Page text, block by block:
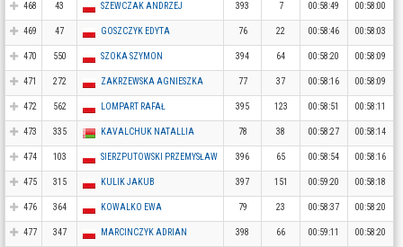
468 43 SZEWCZAK ANDRZEJ 393 7 00:58:49 00:58:00
469 47 GOSZCZYK EDYTA 76 22 00:58:46 00:58:03
470 550 SZOKA SZYMON 394 64 00:58:20 00:58:09
471 272 ZAKRZEWSKA AGNIESZKA 77 37 00:58:16 00:58:09
472 562 LOMPART RAFAŁ 395 123 00:58:51 00:58:11
473 335 KAVALCHUK NATALLIA 78 38 00:58:27 00:58:14
474 103 SIERZPUTOWSKI PRZEMYSŁAW 396 65 00:58:54 00:58:16
475 315 KULIK JAKUB 397 151 00:59:20 00:58:18
476 364 KOWALKO EWA 79 23 00:58:37 00:58:20
477 347 MARCINCZYK ADRIAN 398 66 00:59:11 00:58:20